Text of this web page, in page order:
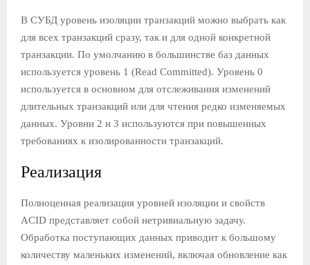
В СУБД уровень изоляции транзакций можно выбрать как
для всех транзакций сразу, так и для одной конкретной
транзакции. По умолчанию в большинстве баз данных
используется уровень 1 (Read Committed). Уровень 0
используется в основном для отслеживания изменений
длительных транзакций или для чтения редко изменяемых
данных. Уровни 2 и 3 используются при повышенных
требованиях к изолированности транзакций.
Реализация
Полноценная реализация уровней изоляции и свойств
ACID представляет собой нетривиальную задачу.
Обработка поступающих данных приводит к большому
количеству маленьких изменений, включая обновление как